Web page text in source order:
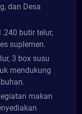
dan Desa
butir telur,
suplemen.
3 box susu
mendukung
makan